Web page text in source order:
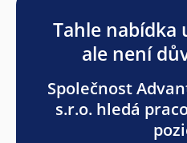
Tahle nabídka
ale není
Společnost
s.r.o. hledá